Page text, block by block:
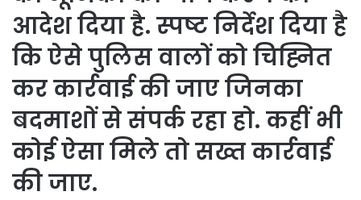
आदेश दिया है. स्पष्ट निर्देश दिया है
कि ऐसे पुलिस वालों को चिह्नित
कर कार्रवाई की जाए जिनका
बदमाशों से संपर्क रहा हो. कहीं भी
कोई ऐसा मिले तो सख्त कार्रवाई
की जाए.